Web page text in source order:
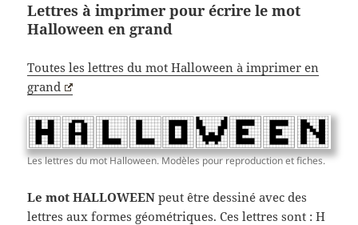
Lettres à imprimer pour écrire le mot
Halloween en grand
Toutes les lettres du mot Halloween à imprimer en
grand
Les lettres du mot Halloween. Modèles pour reproduction et fiches.
Le mot HALLOWEEN peut être dessiné avec des
lettres aux formes géométriques. Ces lettres sont : H